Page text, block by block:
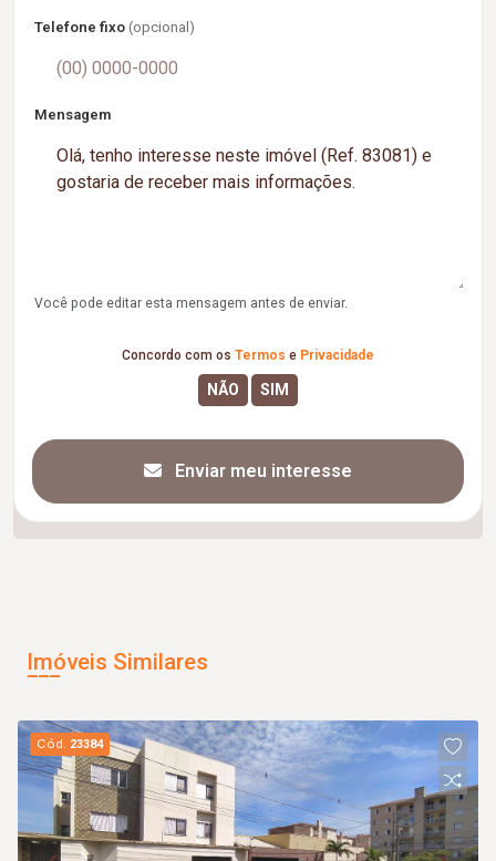
Telefone fixo (opcional)
Mensagem
Você pode editar esta mensagem antes de enviar.
Concordo com os Termos e Privacidade
Enviar meu interesse
Imóveis Similares
Cód. 23384